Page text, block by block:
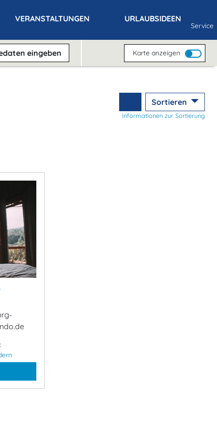
VERANSTALTUNGEN URLAUBSIDEEN
Service
eingeben Karte anzeigen
Sortieren
Informationen zur Sortierung